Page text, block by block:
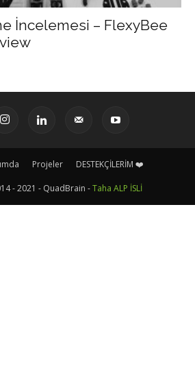
İncelemesi – FlexyBee
Projeler DESTEKÇİLERİM ❤️
- 2021 - QuadBrain -Taha ALP İSLİ